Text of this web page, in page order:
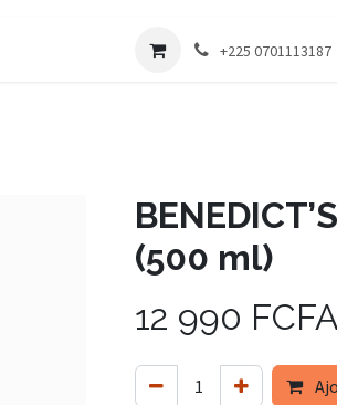
+225 0701113187
(500 ml)
12 990 FCFA